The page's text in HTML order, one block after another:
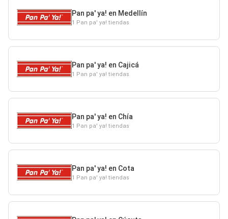
Pan pa' ya! en Medellín
1 Pan pa' ya! tiendas
Pan pa' ya! en Cajicá
1 Pan pa' ya! tiendas
Pan pa' ya! en Chía
1 Pan pa' ya! tiendas
Pan pa' ya! en Cota
1 Pan pa' ya! tiendas